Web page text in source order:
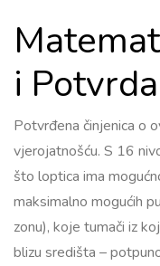
i Potvrda
Potvrđena činjenica o
vjerojatnošću. S 16
što loptica ima
maksimalno mogućih
zonu), koje tumači iz
blizu središta –